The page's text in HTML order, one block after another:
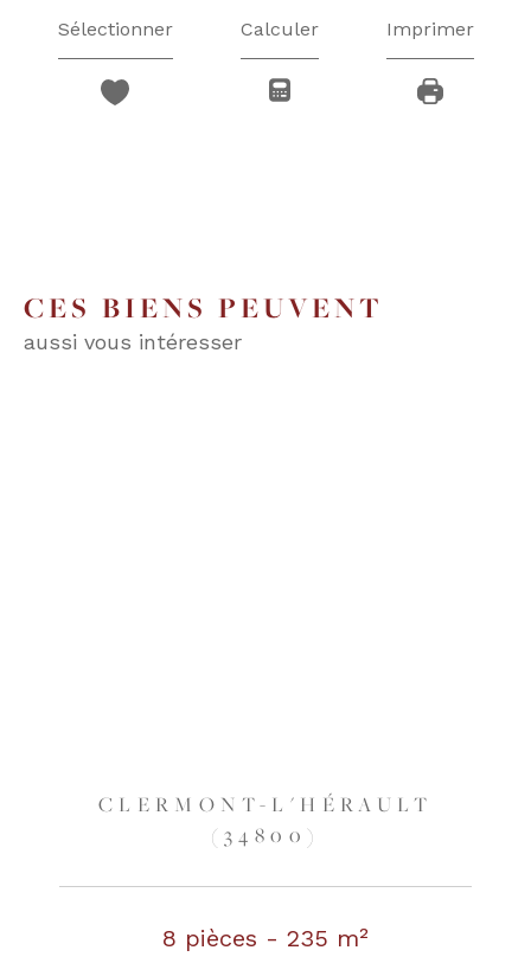
Sélectionner Calculer Imprimer
CES BIENS PEUVENT
aussi vous intéresser
CLERMONT-L'HÉRAULT
(34800)
8 pièces - 235 m²